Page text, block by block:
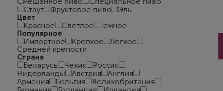
Смешанное пиво
Специальное пиво
Стаут
Фруктовое пиво
Эль
Цвет
Красное
Светлое
Темное
Популярное
Импортное
Крепкое
Легкое
Средней крепости
Страна
Беларусь
Чехия
Россия
Нидерланды
Австрия
Англия
Армения
Бельгия
Великобритания